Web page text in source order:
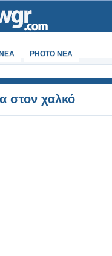
PHOTO NEA
στον χαλκό